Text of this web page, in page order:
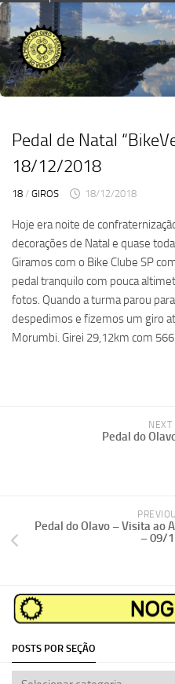
Skip
to
content
Pedal de Natal
18/12/2018
18 / GIROS 18/12/2018
Hoje era noite de
decorações de Natal e quase
Giramos com o Bike Clube SP
pedal tranquilo com pouca
fotos. Quando a turma parou
despedimos e fizemos um giro
Morumbi. Girei 29,12km com
NEXT
Pedal do
Pedal do Olavo – Visita ao
– 09/
POSTS POR SEÇÃO